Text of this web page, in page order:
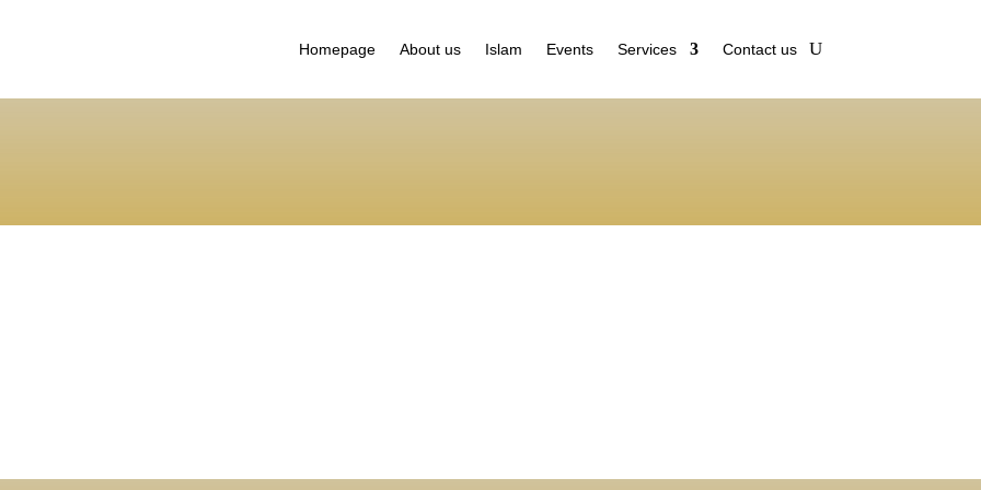
Homepage About us Islam Events Services Contact us